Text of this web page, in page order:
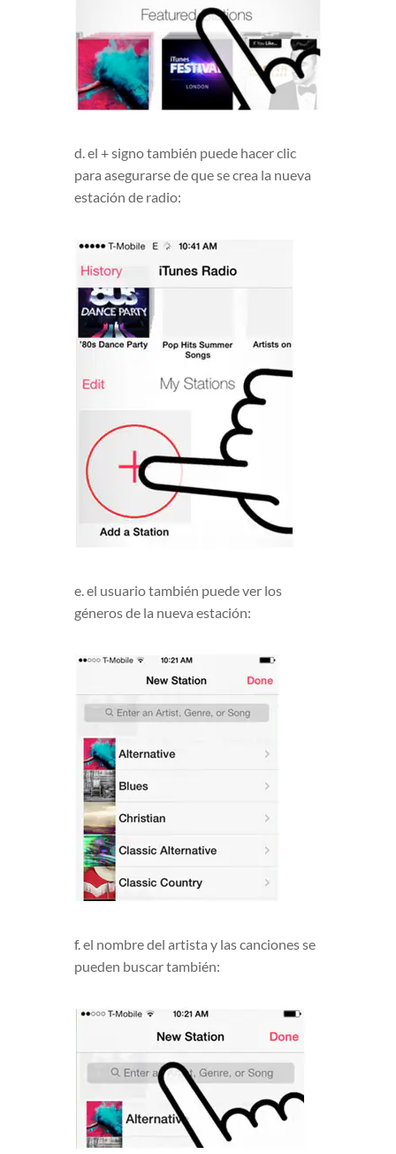
d. el + signo también puede hacer clic
para asegurarse de que se crea la nueva
estación de radio:
e. el usuario también puede ver los
géneros de la nueva estación:
f. el nombre del artista y las canciones se
pueden buscar también: